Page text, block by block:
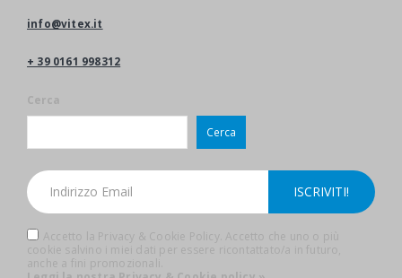
info@vitex.it
+ 39 0161 998312
Cerca
Cerca
Accetto la Privacy & Cookie Policy. Accetto che uno o più
cookie salvino i miei dati per essere ricontattato/a in futuro,
anche a fini promozionali.